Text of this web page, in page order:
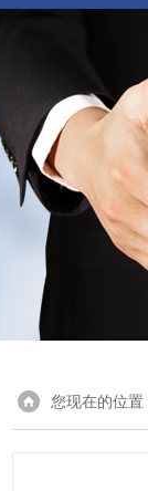
您现在的位置